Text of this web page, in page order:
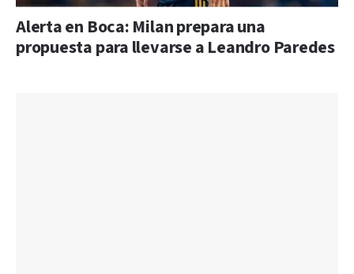
Alerta en Boca: Milan prepara una
propuesta para llevarse a Leandro Paredes